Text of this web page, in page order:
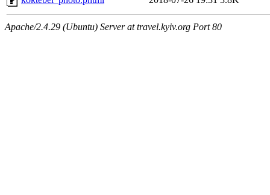
Apache/2.4.29 (Ubuntu) Server at travel.kyiv.org Port 80